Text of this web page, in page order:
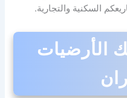
السكنية والتجارية.
الأرضيات